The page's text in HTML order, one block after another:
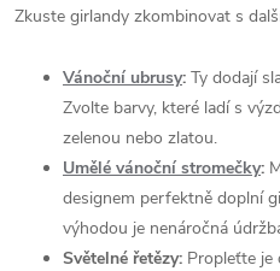
Zkuste girlandy zkombinovat s
Vánoční ubrusy: Ty dodají
Zvolte barvy, které ladí s
zelenou nebo zlatou.
Umělé vánoční stromečky:
designem perfektně doplní
výhodou je nenáročná
Světelné řetězy: Propleťte je